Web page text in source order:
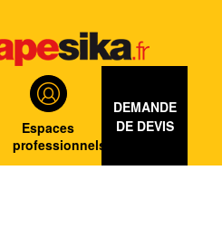
Espaces
professionnels
DEMANDE
DE DEVIS